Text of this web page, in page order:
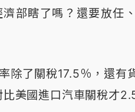
部瞎了嗎？還要放任
除了關稅17.5％，還有
美國進口汽車關稅才